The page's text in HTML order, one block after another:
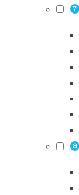
7
8